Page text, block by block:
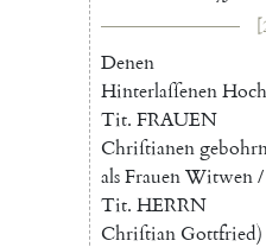
Denen
Hinterlaſſenen
Tit. FRAUEN
Chriſtianen
alsFrauenWitwen/
Tit. HERRN
Chriſtian Gottfried)